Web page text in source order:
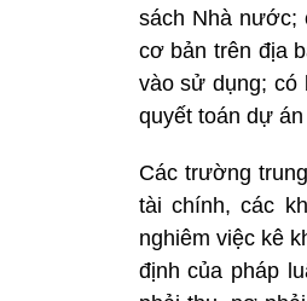
sách Nhà nước;
cơ bản trên địa
vào sử dụng; có
quyết toán dự
Các trường
tài chính, các
nghiêm việc kê
định của pháp